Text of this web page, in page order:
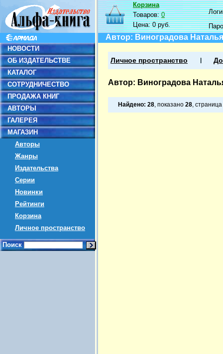
НОВОСТИ
ОБ ИЗДАТЕЛЬСТВЕ
КАТАЛОГ
СОТРУДНИЧЕСТВО
ПРОДАЖА КНИГ
АВТОРЫ
ГАЛЕРЕЯ
МАГАЗИН
Авторы
Жанры
Издательства
Серии
Новинки
Рейтинги
Корзина
Личное пространство
Поиск
Корзина
Товаров:0
Цена:0 руб.
Автор: Виноградова
Личное пространство
Автор: Виноградова
Найдено: 28, показано 28, страница